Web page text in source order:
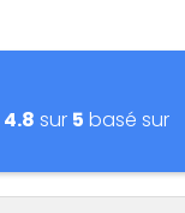
4.8 sur 5 basé sur